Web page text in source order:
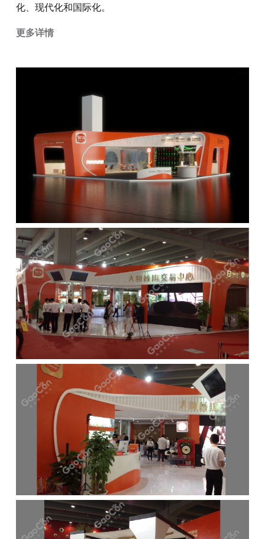
化、现代化和国际化。
更多详情